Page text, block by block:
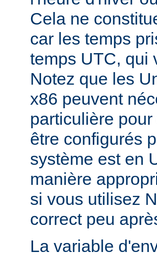
Cela ne
car les temps
temps UTC, qui
Notez que les
x86 peuvent
particulière
être configurés
système est en
manière
si vous utilisez
correct peu
La variable